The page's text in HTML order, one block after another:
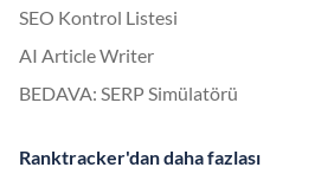
SEO Kontrol Listesi
AI Article Writer
BEDAVA: SERP Simülatörü
Ranktracker'dan daha fazlası